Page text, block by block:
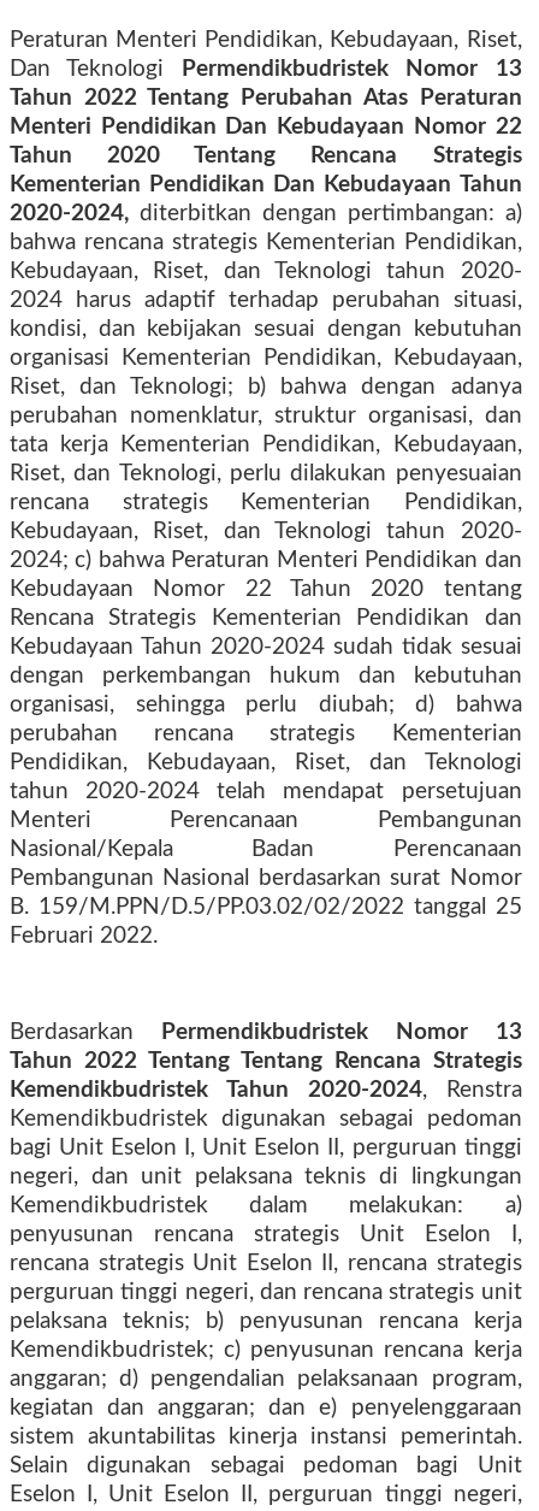
Peraturan Menteri Pendidikan, Kebudayaan, Riset,
Dan Teknologi
Permendikbudristek Nomor 13
Tahun 2022 Tentang Perubahan Atas Peraturan
Menteri Pendidikan Dan Kebudayaan Nomor 22
Tahun 2020 Tentang Rencana Strategis
Kementerian Pendidikan Dan Kebudayaan Tahun
2020-2024, diterbitkan dengan pertimbangan: a)
bahwa rencana strategis Kementerian Pendidikan,
Kebudayaan, Riset, dan Teknologi tahun 2020-
2024 harus adaptif terhadap perubahan situasi,
kondisi, dan kebijakan sesuai dengan kebutuhan
organisasi Kementerian Pendidikan, Kebudayaan,
Riset, dan Teknologi; b) bahwa dengan adanya
perubahan nomenklatur, struktur organisasi, dan
tata kerja Kementerian Pendidikan, Kebudayaan,
Riset, dan Teknologi, perlu dilakukan penyesuaian
rencana strategis Kementerian Pendidikan,
Kebudayaan, Riset, dan Teknologi tahun 2020-
2024; c) bahwa Peraturan Menteri Pendidikan dan
Kebudayaan Nomor 22 Tahun 2020 tentang
Rencana Strategis Kementerian Pendidikan dan
Kebudayaan Tahun 2020-2024 sudah tidak sesuai
dengan perkembangan hukum dan kebutuhan
organisasi, sehingga perlu diubah; d) bahwa
perubahan rencana strategis Kementerian
Pendidikan, Kebudayaan, Riset, dan Teknologi
tahun 2020-2024 telah mendapat persetujuan
Menteri Perencanaan Pembangunan
Nasional/Kepala Badan Perencanaan
Pembangunan Nasional berdasarkan surat Nomor
B. 159/M.PPN/D.5/PP.03.02/02/2022 tanggal 25
Februari 2022.
Berdasarkan
Permendikbudristek Nomor 13
Tahun 2022 Tentang Tentang Rencana Strategis
Kemendikbudristek Tahun 2020-2024, Renstra
Kemendikbudristek digunakan sebagai pedoman
bagi Unit Eselon I, Unit Eselon II, perguruan tinggi
negeri, dan unit pelaksana teknis di lingkungan
Kemendikbudristek dalam melakukan: a)
penyusunan rencana strategis Unit Eselon I,
rencana strategis Unit Eselon II, rencana strategis
perguruan tinggi negeri, dan rencana strategis unit
pelaksana teknis; b) penyusunan rencana kerja
Kemendikbudristek; c) penyusunan rencana kerja
anggaran; d) pengendalian pelaksanaan program,
kegiatan dan anggaran; dan e) penyelenggaraan
sistem akuntabilitas kinerja instansi pemerintah.
Selain digunakan sebagai pedoman bagi Unit
Eselon I, Unit Eselon II, perguruan tinggi negeri,